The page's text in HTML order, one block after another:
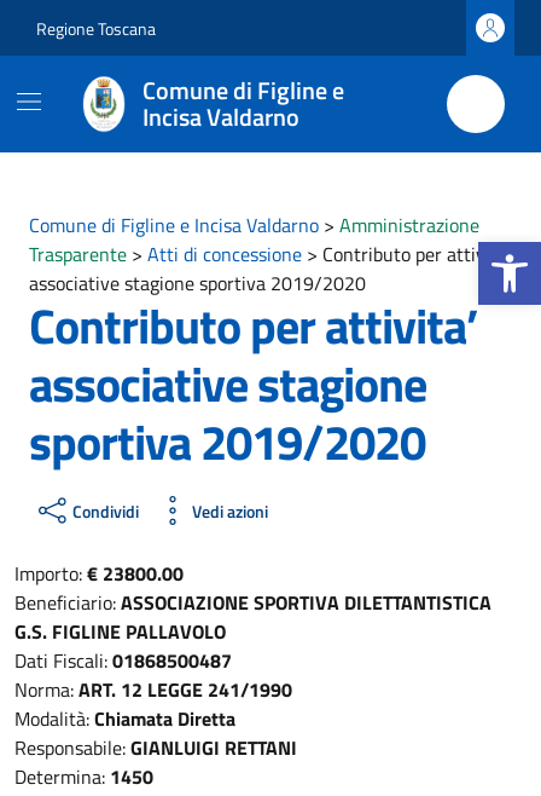
Apri la
Regione Toscana
Comune di Figline e
Incisa Valdarno
Comune di Figline e Incisa Valdarno > Amministrazione
Trasparente > Atti di concessione > Contributo per attivita’
associative stagione sportiva 2019/2020
Contributo per attivita’
associative stagione
sportiva 2019/2020
Condividi Vedi azioni
Importo:€ 23800.00
Beneficiario:ASSOCIAZIONE SPORTIVA DILETTANTISTICA
G.S. FIGLINE PALLAVOLO
Dati Fiscali:01868500487
Norma:ART. 12 LEGGE 241/1990
Modalità:Chiamata Diretta
Responsabile:GIANLUIGI RETTANI
Determina: 1450